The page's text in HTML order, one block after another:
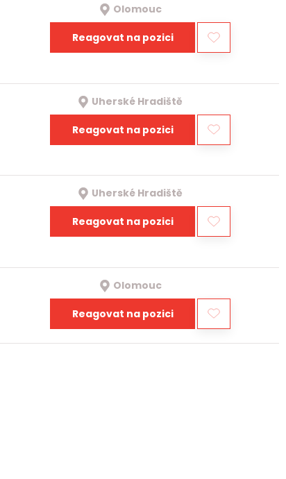
Olomouc
Reagovat na pozici
Uherské Hradiště
Reagovat na pozici
Uherské Hradiště
Reagovat na pozici
Olomouc
Reagovat na pozici